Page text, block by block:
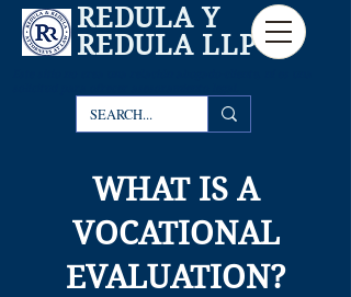
REDULA Y
REDULA LLP
WHAT IS A
VOCATIONAL
EVALUATION?